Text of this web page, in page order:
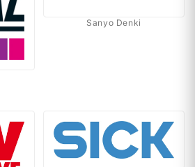
Sanyo Denki